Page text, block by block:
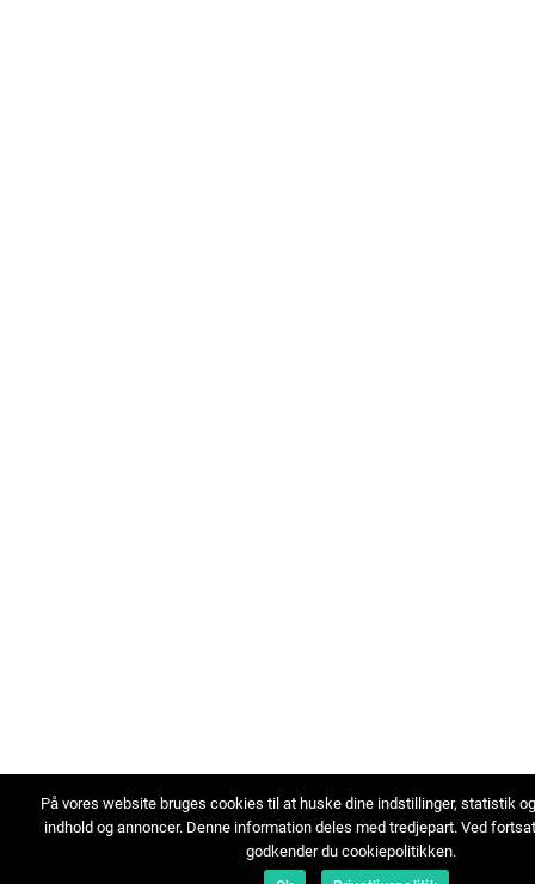
På vores website bruges cookies til at huske dine indstillinger, statistik
indhold og annoncer. Denne information deles med tredjepart. Ved
godkender du cookiepolitikken.